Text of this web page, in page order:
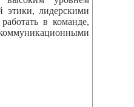
этики, лидерскими
в команде,